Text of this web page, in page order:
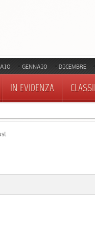
GENNAIO DICEMBRE
IN EVIDENZA